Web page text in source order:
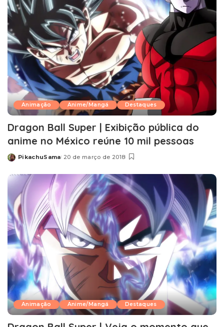
Animação Anime/Mangá Destaques
Dragon Ball Super | Exibição pública do
anime no México reúne 10 mil pessoas
Posted
PikachuSama 20 de março de 2018
Animação Anime/Mangá Destaques